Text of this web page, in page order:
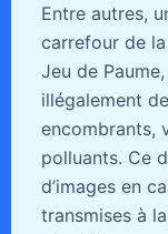
Entre autres,
carrefour de
Jeu de
illégalement
encombrants,
polluants. Ce
d’images en
transmises à